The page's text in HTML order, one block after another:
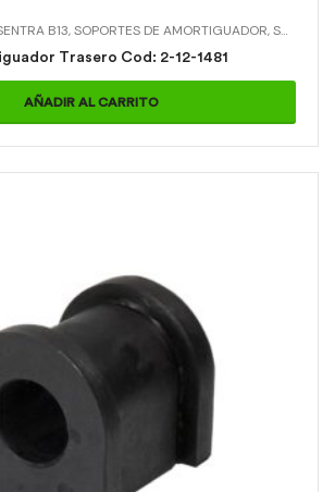
B13,SOPORTES DE AMORTIGUADOR,SOPORTES DE AMORTIGUADOR > SOPORTE AMORTIGUADOR TRASERO
Soporte Amortiguador Trasero Cod: 2-12-1481
AÑADIR AL CARRITO